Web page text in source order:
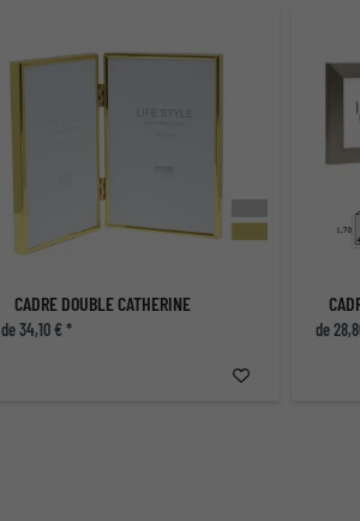
CADRE DOUBLE CATHERINE
de 34,10 € * de